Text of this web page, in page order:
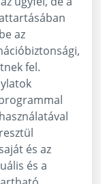
az
fel.
és az
és a